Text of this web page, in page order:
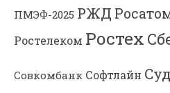
ПМЭФ-2025 РЖД
Ростелеком Ростех
Совкомбанк Софтлайн Суд